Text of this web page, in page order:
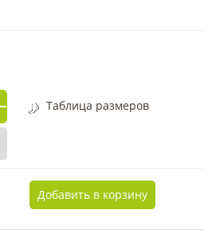
Таблица размеров
Добавить в корзину